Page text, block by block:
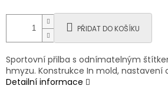
PŘIDAT DO KOŠÍKU
Sportovní přilba s odnímatelným
hmyzu. Konstrukce In mold, nastavení
Detailní informace